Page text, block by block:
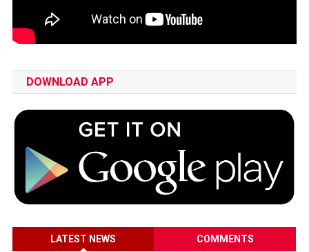
DOWNLOAD APP
LATEST NEWS COMMENTS